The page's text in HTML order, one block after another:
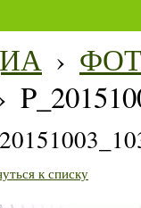
›
к списку